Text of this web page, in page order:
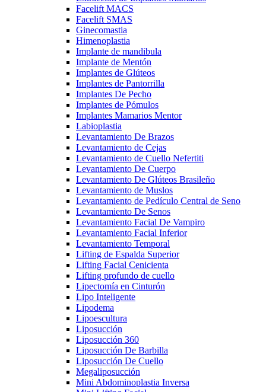
Facelift MACS
Facelift SMAS
Ginecomastia
Himenoplastia
Implante de mandibula
Implante de Mentón
Implantes de Glúteos
Implantes de Pantorrilla
Implantes De Pecho
Implantes de Pómulos
Implantes Mamarios Mentor
Labioplastia
Levantamiento De Brazos
Levantamiento de Cejas
Levantamiento de Cuello Nefertiti
Levantamiento De Cuerpo
Levantamiento De Glúteos Brasileño
Levantamiento de Muslos
Levantamiento de Pedículo Central de Seno
Levantamiento De Senos
Levantamiento Facial De Vampiro
Levantamiento Facial Inferior
Levantamiento Temporal
Lifting de Espalda Superior
Lifting Facial Cenicienta
Lifting profundo de cuello
Lipectomía en Cinturón
Lipo Inteligente
Lipodema
Lipoescultura
Liposucción
Liposucción 360
Liposucción De Barbilla
Liposucción De Cuello
Megaliposucción
Mini Abdominoplastia Inversa